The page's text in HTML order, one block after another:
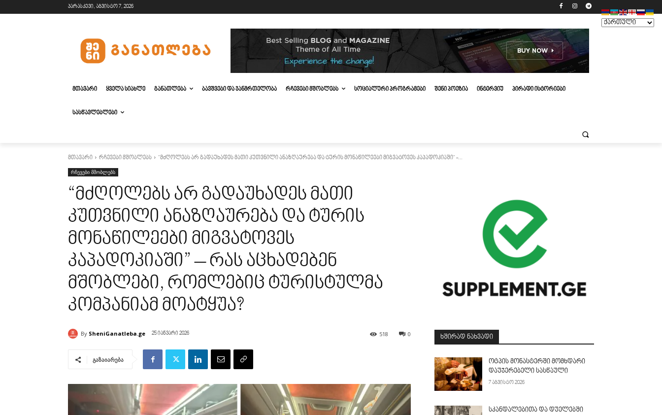
პარასკევი, აგვისტო 7, 2026
ᲛᲗᲐᲕᲐᲠᲘ ᲧᲕᲔᲚᲐ ᲡᲘᲐᲮᲚᲔ ᲒᲐᲜᲐᲗᲚᲔᲑᲐ ᲑᲐᲕᲨᲕᲔᲑᲘ ᲓᲐ ᲯᲐᲜᲛᲠᲗᲔᲚᲝᲑᲐ ᲠᲩᲔᲕᲔᲑᲘ ᲛᲨᲝᲑᲚᲔᲑᲡ ᲡᲝᲪᲘᲐᲚᲣᲠᲘ ᲞᲠᲝᲒᲠᲐᲛᲔᲑᲘ ᲨᲔᲜᲘ ᲞᲝᲔᲖᲘᲐ ᲘᲜᲢᲔᲠᲕᲘᲣ ᲞᲘᲠᲐᲓᲘ ᲘᲡᲢᲝᲠᲘᲔᲑᲘ
ᲡᲐᲡᲬᲐᲕᲚᲔᲑᲚᲔᲑᲘ
მთავარი რჩევები მშობლებს "მძღოლებს არ გადაუხადეს მათი კუთვნილი ანაზღაურება და ტურის მონაწილეები მიგვატოვეს კაპადოკიაში" -...
რჩევები მშობლებს
“მძღოლებს არ გადაუხადეს მათი
კუთვნილი ანაზღაურება და ტურის
მონაწილეები მიგვატოვეს
კაპადოკიაში” – რას აცხადებენ
მშობლები, რომლებიც ტურისტულმა
კომპანიამ მოატყუა?
By SheniGanatleba.ge 25 იანვარი 2026 0
518
გაზაიარება
ᲮᲨᲘᲠᲐᲓ ᲜᲐᲮᲕᲐᲓᲘ
ოტპის მონასტერში მომხდარი
დაუჯერებელი სასწაული
7 აგვისტო 2026
სკანდალებითა და დუელებში